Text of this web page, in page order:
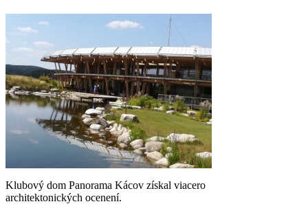
Klubový dom Panorama Kácov získal viacero
architektonických ocenení.